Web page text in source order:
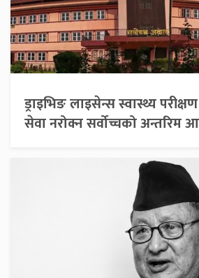
ड्राइभिङ लाइसेन्स स्वास्थ्य
सेवा नरोक्न सर्वोच्चको अन्तरिम